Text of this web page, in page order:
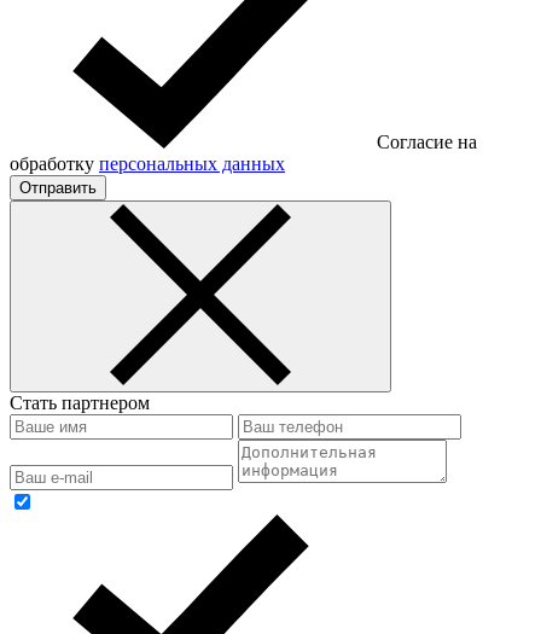
Согласие на
обработку персональных данных
Отправить
Стать партнером